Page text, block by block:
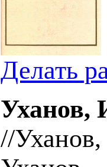
Делать
Уханов,
//